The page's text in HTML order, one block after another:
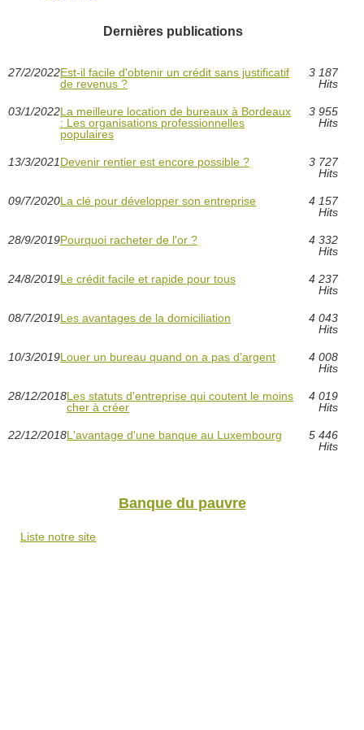
Dernières publications
27/2/2022Est-il facile d'obtenir un crédit sans justificatif
de revenus ?
3 187
Hits
03/1/2022La meilleure location de bureaux à Bordeaux
: Les organisations professionnelles
populaires
3 955
Hits
13/3/2021Devenir rentier est encore possible ?
3 727
Hits
09/7/2020La clé pour développer son entreprise
4 157
Hits
28/9/2019Pourquoi racheter de l'or ?
4 332
Hits
24/8/2019Le crédit facile et rapide pour tous
4 237
Hits
08/7/2019Les avantages de la domiciliation
4 043
Hits
10/3/2019Louer un bureau quand on a pas d'argent
4 008
Hits
28/12/2018Les statuts d'entreprise qui coutent le moins
cher à créer
4 019
Hits
22/12/2018L'avantage d'une banque au Luxembourg
5 446
Hits
Banque du pauvre
Liste notre site